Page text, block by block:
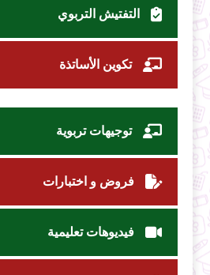
التفتيش التربوي
تكوين الأساتذة
توجيهات تربوية
فروض و اختبارات
فيديوهات تعليمية